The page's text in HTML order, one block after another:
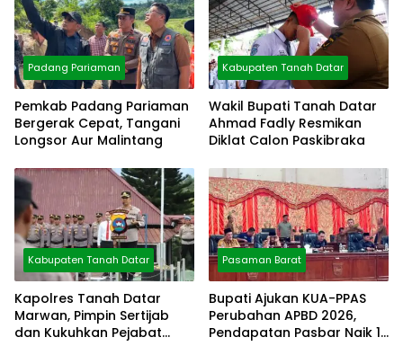
Padang Pariaman
Pemkab Padang Pariaman
Bergerak Cepat, Tangani
Longsor Aur Malintang
Kabupaten Tanah Datar
Wakil Bupati Tanah Datar
Ahmad Fadly Resmikan
Diklat Calon Paskibraka
Kabupaten Tanah Datar
Kapolres Tanah Datar
Marwan, Pimpin Sertijab
dan Kukuhkan Pejabat
Pasaman Barat
Bupati Ajukan KUA-PPAS
Perubahan APBD 2026,
Pendapatan Pasbar Naik 15